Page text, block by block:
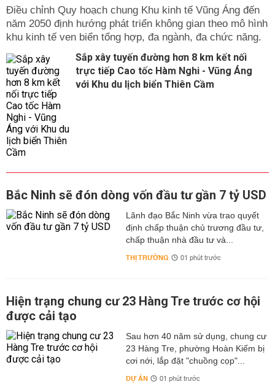
Điều chỉnh Quy hoạch chung Khu kinh tế Vũng Áng đến
năm 2050 định hướng phát triển không gian theo mô hình
khu kinh tế ven biển tổng hợp, đa ngành, đa chức năng.
Sắp xây tuyến đường hơn 8 km kết nối
trực tiếp Cao tốc Hàm Nghi - Vũng Áng
với Khu du lịch biển Thiên Cầm
Bắc Ninh sẽ đón dòng vốn đầu tư gần 7 tỷ USD
Lãnh đạo Bắc Ninh vừa trao quyết
định chấp thuận chủ trương đầu tư,
chấp thuận nhà đầu tư và...
THỊ TRƯỜNG 01 phút trước
Hiện trạng chung cư 23 Hàng Tre trước cơ hội
được cải tạo
Sau hơn 40 năm sử dụng, chung cư
23 Hàng Tre, phường Hoàn Kiếm bị
cơi nới, lắp đặt "chuồng cọp"...
DỰ ÁN 01 phút trước